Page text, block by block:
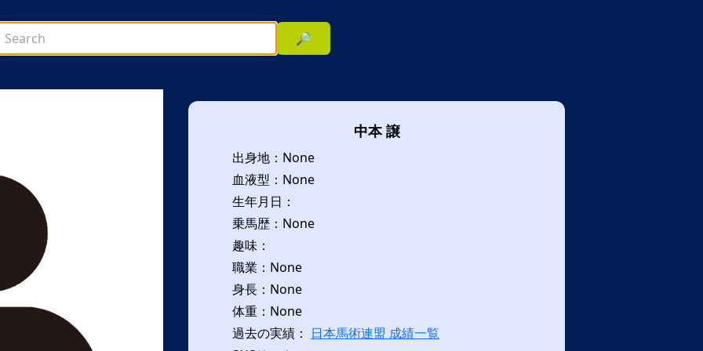
🔎
中本 譲
出身地：None
血液型：None
生年月日：
乗馬歴：None
趣味：
職業：None
身長：None
体重：None
過去の実績： 日本馬術連盟 成績一覧